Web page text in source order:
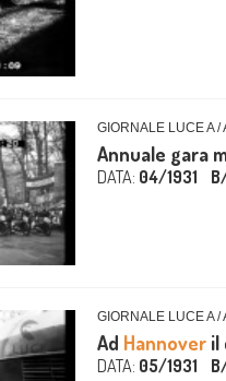
GIORNALE LUCE A /
Annuale gara
DATA: 04/1931
GIORNALE LUCE A /
Ad Hannover il
DATA: 05/1931